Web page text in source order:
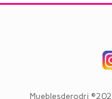
Mueblesderodri